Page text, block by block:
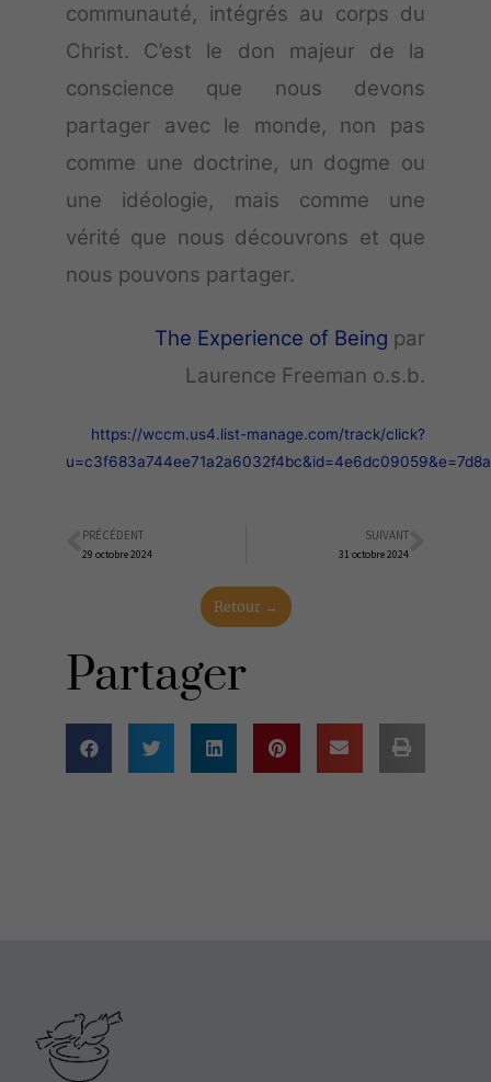
communauté, intégrés au corps du
Christ. C’est le don majeur de la
conscience que nous devons
partager avec le monde, non pas
comme une doctrine, un dogme ou
une idéologie, mais comme une
vérité que nous découvrons et que
nous pouvons partager.
The Experience of Being par
Laurence Freeman o.s.b.
https://wccm.us4.list-manage.com/track/click?
Précédent
PRÉCÉDENT
29 octobre 2024
SUIVANT
31 octobre 2024
Retour →
Partager